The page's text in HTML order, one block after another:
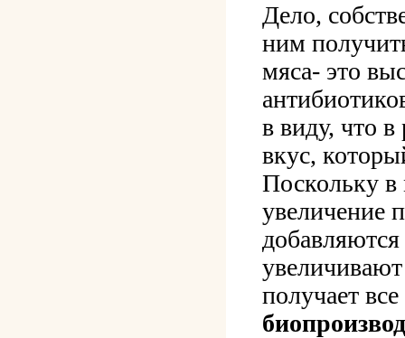
Дело,
ним
мяса- это
в виду, что
вкус,
Поскольку в
увеличение
получает